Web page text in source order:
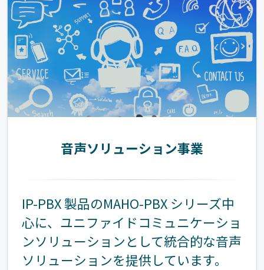
音声ソリューション事業
IP-PBX 製品のMAHO-PBX シリーズ中
心に、ユニファイドコミュニケーショ
ンソリューションとして統合的な音声
ソリューションを提供しています。